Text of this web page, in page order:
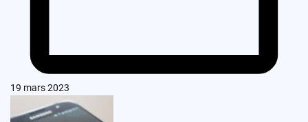
19 mars 2023